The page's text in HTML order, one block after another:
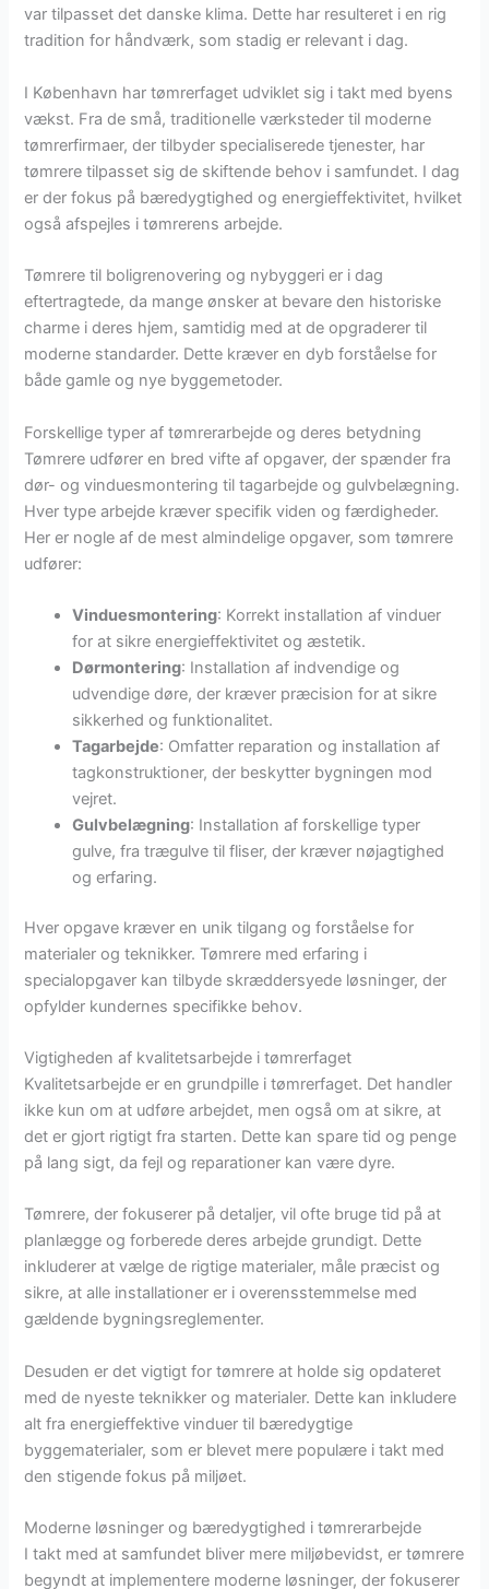
var tilpasset det danske klima. Dette har resulteret i en rig
tradition for håndværk, som stadig er relevant i dag.
I København har tømrerfaget udviklet sig i takt med byens
vækst. Fra de små, traditionelle værksteder til moderne
tømrerfirmaer, der tilbyder specialiserede tjenester, har
tømrere tilpasset sig de skiftende behov i samfundet. I dag
er der fokus på bæredygtighed og energieffektivitet, hvilket
også afspejles i tømrerens arbejde.
Tømrere til boligrenovering og nybyggeri er i dag
eftertragtede, da mange ønsker at bevare den historiske
charme i deres hjem, samtidig med at de opgraderer til
moderne standarder. Dette kræver en dyb forståelse for
både gamle og nye byggemetoder.
Forskellige typer af tømrerarbejde og deres betydning
Tømrere udfører en bred vifte af opgaver, der spænder fra
dør- og vinduesmontering til tagarbejde og gulvbelægning.
Hver type arbejde kræver specifik viden og færdigheder.
Her er nogle af de mest almindelige opgaver, som tømrere
udfører:
Vinduesmontering: Korrekt installation af vinduer
for at sikre energieffektivitet og æstetik.
Dørmontering: Installation af indvendige og
udvendige døre, der kræver præcision for at sikre
sikkerhed og funktionalitet.
Tagarbejde: Omfatter reparation og installation af
tagkonstruktioner, der beskytter bygningen mod
vejret.
Gulvbelægning: Installation af forskellige typer
gulve, fra trægulve til fliser, der kræver nøjagtighed
og erfaring.
Hver opgave kræver en unik tilgang og forståelse for
materialer og teknikker. Tømrere med erfaring i
specialopgaver kan tilbyde skræddersyede løsninger, der
opfylder kundernes specifikke behov.
Vigtigheden af kvalitetsarbejde i tømrerfaget
Kvalitetsarbejde er en grundpille i tømrerfaget. Det handler
ikke kun om at udføre arbejdet, men også om at sikre, at
det er gjort rigtigt fra starten. Dette kan spare tid og penge
på lang sigt, da fejl og reparationer kan være dyre.
Tømrere, der fokuserer på detaljer, vil ofte bruge tid på at
planlægge og forberede deres arbejde grundigt. Dette
inkluderer at vælge de rigtige materialer, måle præcist og
sikre, at alle installationer er i overensstemmelse med
gældende bygningsreglementer.
Desuden er det vigtigt for tømrere at holde sig opdateret
med de nyeste teknikker og materialer. Dette kan inkludere
alt fra energieffektive vinduer til bæredygtige
byggematerialer, som er blevet mere populære i takt med
den stigende fokus på miljøet.
Moderne løsninger og bæredygtighed i tømrerarbejde
I takt med at samfundet bliver mere miljøbevidst, er tømrere
begyndt at implementere moderne løsninger, der fokuserer